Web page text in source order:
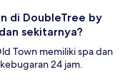
di DoubleTree by
sekitarnya?
Town memiliki spa dan
24 jam.